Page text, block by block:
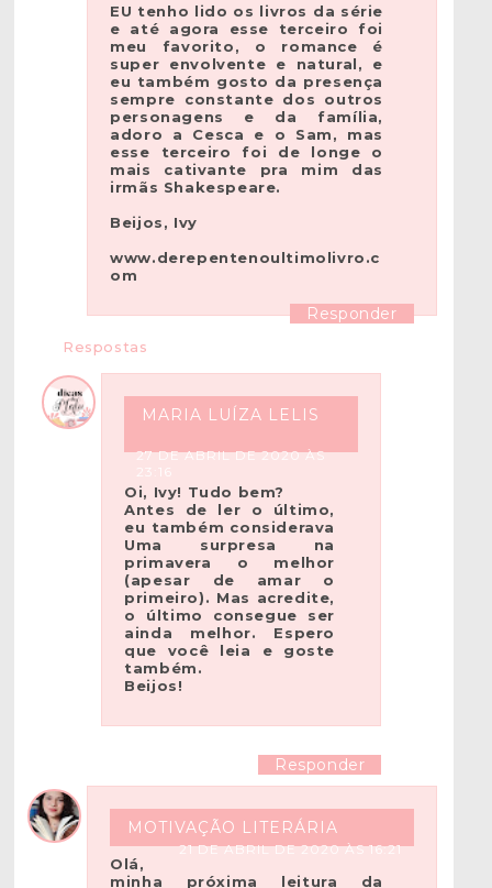
EU tenho lido os livros da série
e até agora esse terceiro foi
meu favorito, o romance é
super envolvente e natural, e
eu também gosto da presença
sempre constante dos outros
personagens e da família,
adoro a Cesca e o Sam, mas
esse terceiro foi de longe o
mais cativante pra mim das
irmãs Shakespeare.
Beijos, Ivy
www.derepentenoultimolivro.c
om
Responder
Respostas
MARIA LUÍZA LELIS
27 DE ABRIL DE 2020 ÀS
23:16
Oi, Ivy! Tudo bem?
Antes de ler o último,
eu também considerava
Uma surpresa na
primavera o melhor
(apesar de amar o
primeiro). Mas acredite,
o último consegue ser
ainda melhor. Espero
que você leia e goste
também.
Beijos!
Responder
MOTIVAÇÃO LITERÁRIA
21 DE ABRIL DE 2020 ÀS 16:21
Olá,
minha próxima leitura da